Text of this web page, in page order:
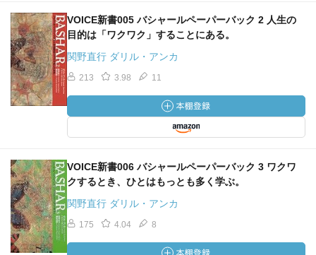
その答は、常に興奮する気持ちです。
興奮する気持ちは、
三つのことを教えてくれます。
それを教えてくれています。
二つ目は、自分がそれをやれば
努力なしで出来るということ。
VOICE新書005 バシャールペーパーバック 2 人生の
目的は「ワクワク」することにある。
関野直行 ダリル・アンカ
213 3.98 11
VOICE新書006 バシャールペーパーバック 3 ワクワ
クするとき、ひとはもっとも多く学ぶ。
関野直行 ダリル・アンカ
175 4.04 8